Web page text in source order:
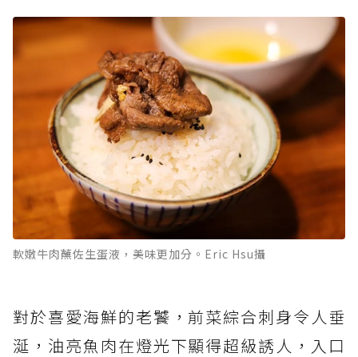
軟嫩牛肉蘸佐生蛋液，美味更加分。Eric Hsu攝
對於喜愛海鮮的老饕，前菜綜合刺身令人垂
涎，油亮魚肉在燈光下顯得超級誘人，入口